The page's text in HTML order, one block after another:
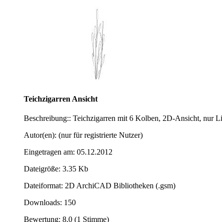
Teichzigarren Ansicht
Beschreibung:: Teichzigarren mit 6 Kolben, 2D-Ansicht, nur
Autor(en): (nur für registrierte Nutzer)
Eingetragen am: 05.12.2012
Dateigröße: 3.35 Kb
Dateiformat: 2D ArchiCAD Bibliotheken (.gsm)
Downloads: 150
Bewertung: 8.0 (1 Stimme)